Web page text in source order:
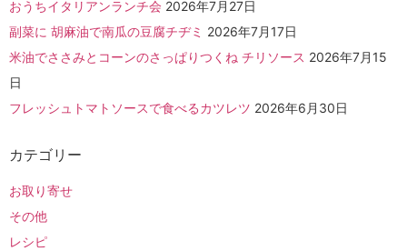
おうちイタリアンランチ会 2026年7月27日
副菜に 胡麻油で南瓜の豆腐チヂミ 2026年7月17日
米油でささみとコーンのさっぱりつくね チリソース 2026年7月15
日
フレッシュトマトソースで食べるカツレツ 2026年6月30日
カテゴリー
お取り寄せ
その他
レシピ